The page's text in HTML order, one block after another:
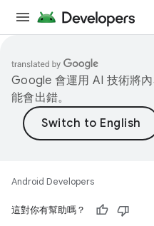
Google 會運用 AI 技術將
能會出錯。
Android Developers
這對你有幫助嗎？